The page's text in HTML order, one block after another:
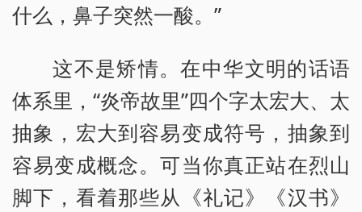
什么，鼻子突然一酸。”
这不是矫情。在中华文明的话语
体系里，“炎帝故里”四个字太宏大、太
抽象，宏大到容易变成符号，抽象到
容易变成概念。可当你真正站在烈山
脚下，看着那些从《礼记》《汉书》